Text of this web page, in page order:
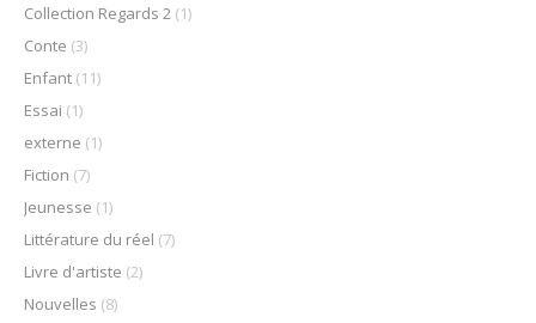
Collection Regards 2 (1)
Conte (3)
Enfant (11)
Essai (1)
externe (1)
Fiction (7)
Jeunesse (1)
Littérature du réel (7)
Livre d'artiste (2)
Nouvelles (8)